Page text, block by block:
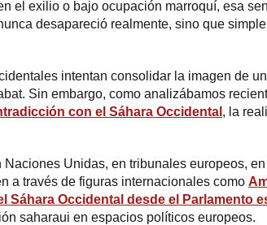
el exilio o bajo ocupación marroquí, esa
desapareció realmente, sino que
intentan consolidar la imagen de
Sin embargo, como analizábamos
con el Sáhara Occidental , la
Unidas, en tribunales europeos,
a través de figuras internacionales como
Sáhara Occidental desde el Parlamento
saharaui en espacios políticos europeos.